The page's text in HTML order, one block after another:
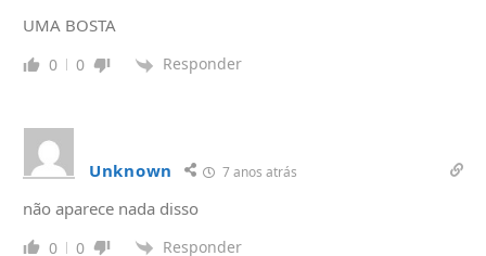
UMA BOSTA
0 0 Responder
Unknown 7 anos atrás
não aparece nada disso
0 0 Responder